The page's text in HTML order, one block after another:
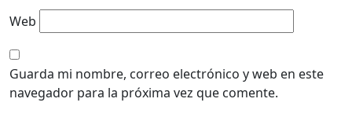
Web
Guarda mi nombre, correo electrónico y web en este
navegador para la próxima vez que comente.